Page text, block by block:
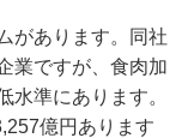
があります。同社
業ですが、食肉加
水準にあります。
億円あります